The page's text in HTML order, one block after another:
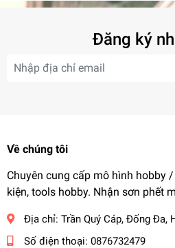
MG True Red Zaku (8 pcs)
#spout #spectral #gundam #hobby
Đăng ký
Về chúng tôi
Chuyên cung cấp mô hình hobby
kiện, tools hobby. Nhận sơn phết
Địa chỉ: Trần Quý Cáp, Đống Đa,
Số điện thoại: 0876732479